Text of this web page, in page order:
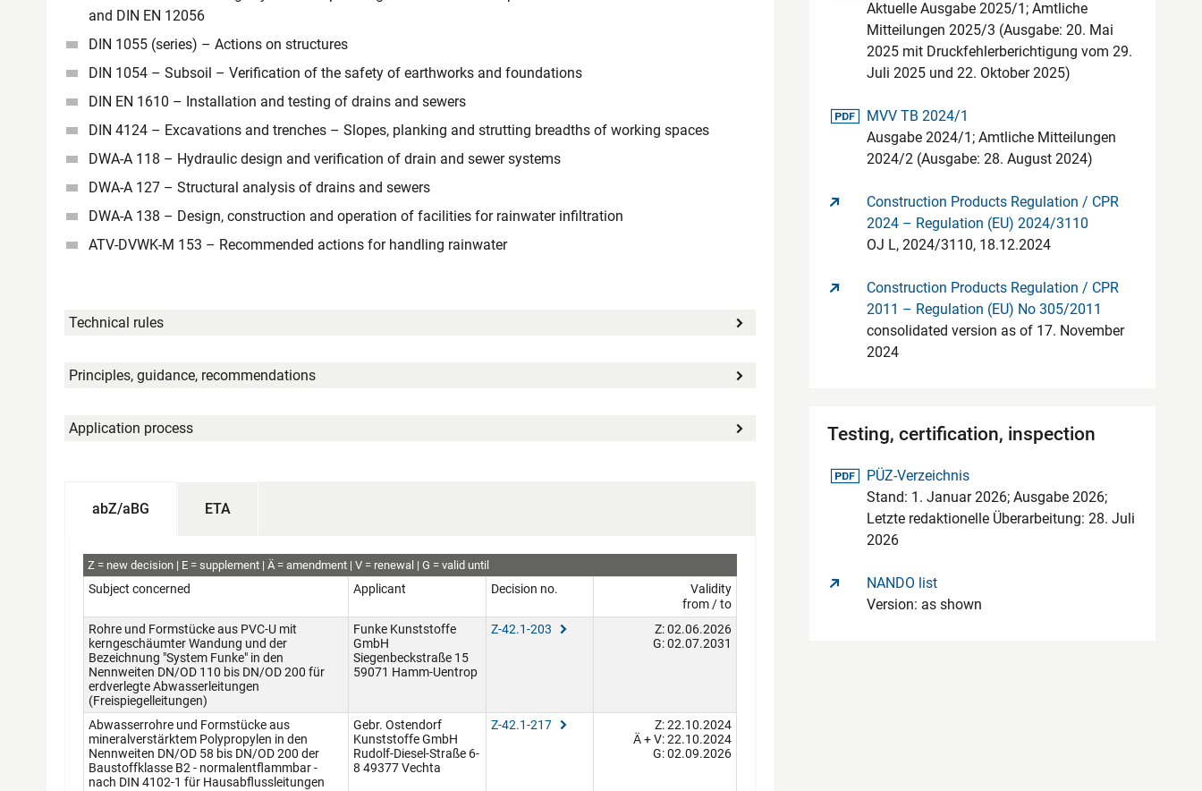
and DIN EN 12056
DIN 1055 (series) – Actions on structures
DIN 1054 – Subsoil – Verification of the safety of earthworks and foundations
DIN EN 1610 – Installation and testing of drains and sewers
DIN 4124 – Excavations and trenches – Slopes, planking and strutting breadths of working spaces
DWA-A 118 – Hydraulic design and verification of drain and sewer systems
DWA-A 127 – Structural analysis of drains and sewers
DWA-A 138 – Design, construction and operation of facilities for rainwater infiltration
ATV-DVWK-M 153 – Recommended actions for handling rainwater
Technical rules
Principles, guidance, recommendations
Application process
abZ/aBG ETA
abZ
Z new decision E supplement Ä amendment V renewal G valid until
Subject concerned Applicant Decision no.
Validity
from / to
Rohre und Formstücke aus PVC-U mit
kerngeschäumter Wandung und der
Bezeichnung "System Funke" in den
Nennweiten DN/OD 110 bis DN/OD 200 für
erdverlegte Abwasserleitungen
(Freispiegelleitungen)
Funke Kunststoffe
GmbH
Siegenbeckstraße 15
59071 Hamm-Uentrop
Z-42.1-203
Z: 02.06.2026
G: 02.07.2031
Abwasserrohre und Formstücke aus
mineralverstärktem Polypropylen in den
Nennweiten DN/OD 58 bis DN/OD 200 der
Baustoffklasse B2 - normalentflammbar -
nach DIN 4102-1 für Hausabflussleitungen
Gebr. Ostendorf
Kunststoffe GmbH
Rudolf-Diesel-Straße 6-
8 49377 Vechta
Z-42.1-217
Z: 22.10.2024
Ä + V: 22.10.2024
G: 02.09.2026
Aktuelle Ausgabe 2025/1; Amtliche
Mitteilungen 2025/3 (Ausgabe: 20. Mai
2025 mit Druckfehlerberichtigung vom 29.
Juli 2025 und 22. Oktober 2025)
pdf-Datei
MVV TB 2024/1
Ausgabe 2024/1; Amtliche Mitteilungen
2024/2 (Ausgabe: 28. August 2024)
Construction Products Regulation / CPR
2024 – Regulation (EU) 2024/3110
OJ L, 2024/3110, 18.12.2024
Construction Products Regulation / CPR
2011 – Regulation (EU) No 305/2011
consolidated version as of 17. November
2024
Testing, certification, inspection
pdf-Datei
PÜZ-Verzeichnis
Stand: 1. Januar 2026; Ausgabe 2026;
Letzte redaktionelle Überarbeitung: 28. Juli
2026
NANDO list
Version: as shown